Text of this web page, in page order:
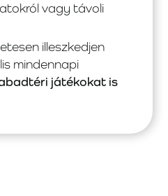
vagy távoli
illeszkedjen
mindennapi
játékokat is